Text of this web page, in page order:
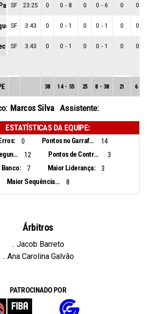
SF 23:25 0 0 - 8 0 0 - 6 0 0
SF 3:43 0 0 - 1 0 0 - 1 0 0
SF 3:43 0 0 - 1 0 0 - 1 0 0
38 14 - 55 25 8 - 38 21 6
Marcos Silva Assistente:
ESTATÍSTICAS DA EQUIPE:
0 Pontos no Garrafão:
14
Pontos de Segunda Chance:
12 Pontos de Contra Ataque:
3
7 Maior Liderança:
3
Maior Sequência de Pontos:
8
Árbitros
.. Jacob Barreto
.. Ana Carolina Galvão
PATROCINADO POR